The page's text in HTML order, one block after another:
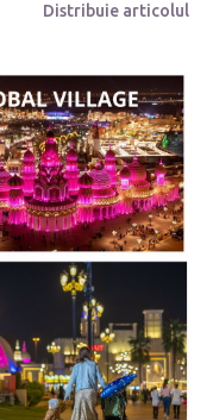
Distribuie articolul